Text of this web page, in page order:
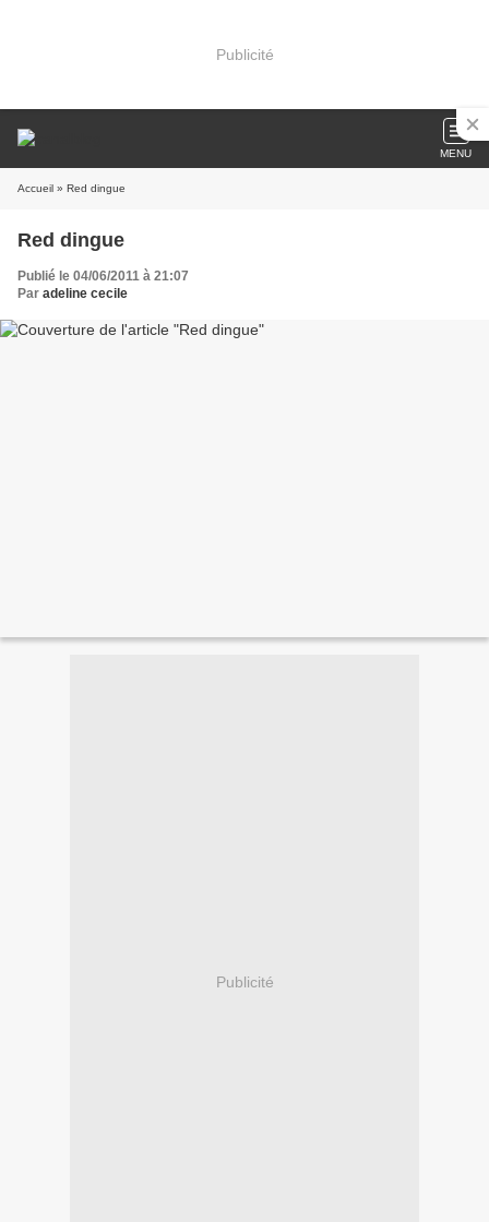
Publicité
MENU
Accueil » Red dingue
Red dingue
Publié le 04/06/2011 à 21:07
Par adeline cecile
Publicité